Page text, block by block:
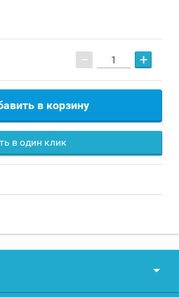
− +
в корзину
в один клик